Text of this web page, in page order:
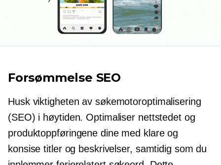
Forsømmelse SEO
Husk viktigheten av søkemotoroptimalisering
(SEO) i høytiden. Optimaliser nettstedet og
produktoppføringene dine med klare og
konsise titler og beskrivelser, samtidig som du